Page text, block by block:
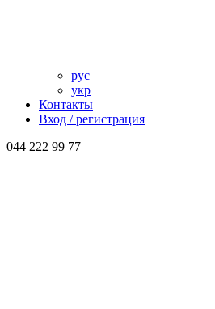
рус
укр
Контакты
Вход / регистрация
044 222 99 77